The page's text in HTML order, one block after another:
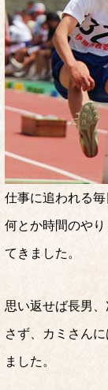
仕事に追われる毎
何とか時間のや
てきました。
思い返せば長男
さず、カミさん
ました。